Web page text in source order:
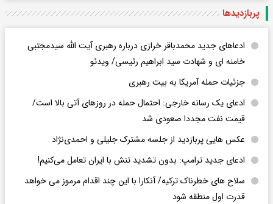
پربازدید‌ها
ادعاهای جدید محمدباقر خرازی درباره رهبری آیت الله سیدمجتبی
خامنه ای و شهادت سید ابراهیم رئیسی/ ویدئو
جزئیات حمله آمریکا به بیت رهبری
ادعای یک رسانه خارجی: احتمال حمله در روزهای آتی بالا است/
قیمت نفت مجددا صعودی شد
عکس هایی پربازدید از جلسه مشترک جلیلی و احمدی‌نژاد
ادعای جدید ترامپ: بدون تشدید تنش با ایران تعامل می‌کنیم!
سلاح های خطرناک ترکیه/ آنکارا با این چند اقدام مرموز می خواهد
قدرت اول منطقه شود